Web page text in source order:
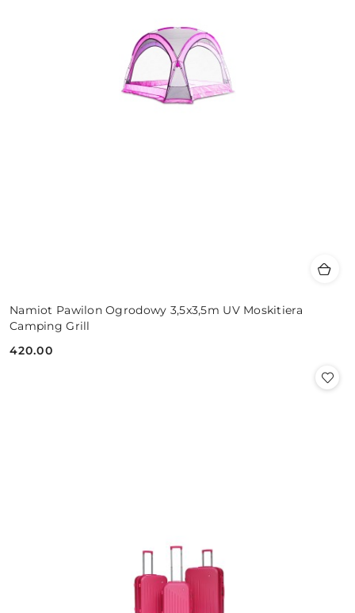
Namiot Pawilon Ogrodowy 3,5x3,5m UV Moskitiera
Camping Grill
Cena:
420.00